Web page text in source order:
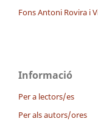
Fons Antoni Rovira i
Informació
Per a lectors/es
Per als autors/ores